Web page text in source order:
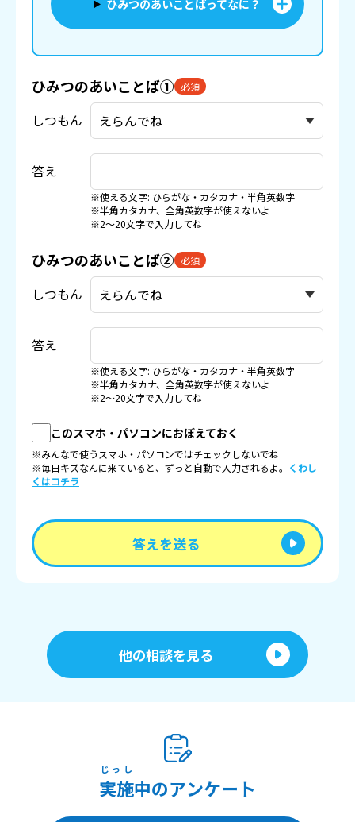
ひみつのあいことばってなに？
ひみつのあいことば① 必須
しつもん
答え
※使える文字: ひらがな・カタカナ・半角英数字
※半角カタカナ、全角英数字が使えないよ
※2〜20文字で入力してね
ひみつのあいことば② 必須
しつもん
答え
※使える文字: ひらがな・カタカナ・半角英数字
※半角カタカナ、全角英数字が使えないよ
※2〜20文字で入力してね
このスマホ・パソコンにおぼえておく
※みんなで使うスマホ・パソコンではチェックしないでね
※毎日キズなんに来ていると、ずっと自動で入力されるよ。 くわし
くはコチラ
答えを送る
他の相談を見る
実施
じっし
中のアンケート